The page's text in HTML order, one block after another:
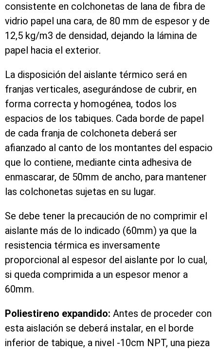
consistente en colchonetas de lana de fibra de
vidrio papel una cara, de 80 mm de espesor y de
12,5 kg/m3 de densidad, dejando la lámina de
papel hacia el exterior.
La disposición del aislante térmico será en
franjas verticales, asegurándose de cubrir, en
forma correcta y homogénea, todos los
espacios de los tabiques. Cada borde de papel
de cada franja de colchoneta deberá ser
afianzado al canto de los montantes del espacio
que lo contiene, mediante cinta adhesiva de
enmascarar, de 50mm de ancho, para mantener
las colchonetas sujetas en su lugar.
Se debe tener la precaución de no comprimir el
aislante más de lo indicado (60mm) ya que la
resistencia térmica es inversamente
proporcional al espesor del aislante por lo cual,
si queda comprimida a un espesor menor a
60mm.
Poliestireno expandido: Antes de proceder con
esta aislación se deberá instalar, en el borde
inferior de tabique, a nivel -10cm NPT, una pieza